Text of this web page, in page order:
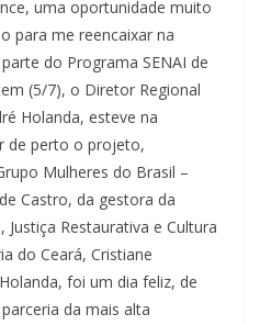
uma oportunidade muito
para me reencaixar na
do Programa SENAI de
(5/7), o Diretor Regional
Holanda, esteve na
de perto o projeto,
Mulheres do Brasil –
Castro, da gestora da
Restaurativa e Cultura
do Ceará, Cristiane
foi um dia feliz, de
da mais alta